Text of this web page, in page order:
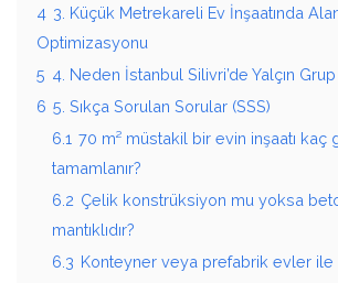
4 3. Küçük Metrekareli Ev İnşaatında
Optimizasyonu
5 4. Neden İstanbul Silivri’de Yalçın Grup
6 5. Sıkça Sorulan Sorular (SSS)
6.1 70 m² müstakil bir evin inşaatı kaç
tamamlanır?
6.2 Çelik konstrüksiyon mu yoksa
mantıklıdır?
6.3 Konteyner veya prefabrik evler